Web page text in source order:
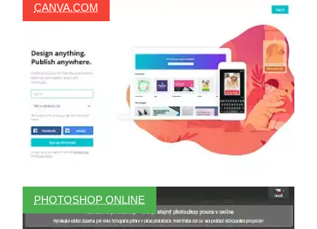
CANVA.COM
PHOTOSHOP ONLINE